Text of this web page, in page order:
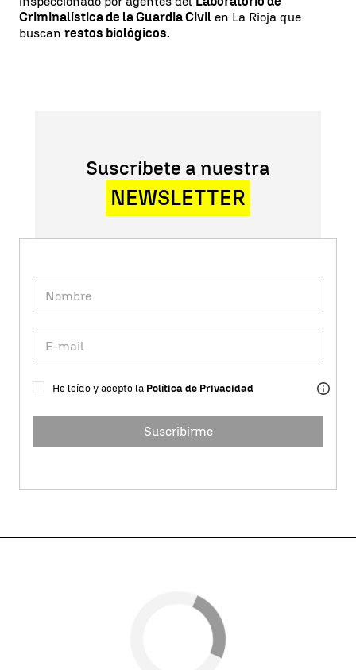
Criminalística de la Guardia Civil en La Rioja que
buscan restos biológicos.
Suscríbete a nuestra
NEWSLETTER
He leído y acepto la Política de Privacidad
Suscribirme